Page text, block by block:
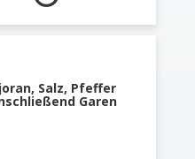
Salz, Pfeffer
Garen